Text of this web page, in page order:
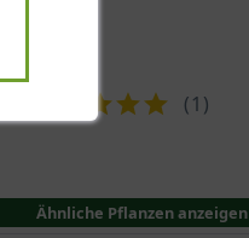
(1 )
Ähnliche Pflanzen anzeigen